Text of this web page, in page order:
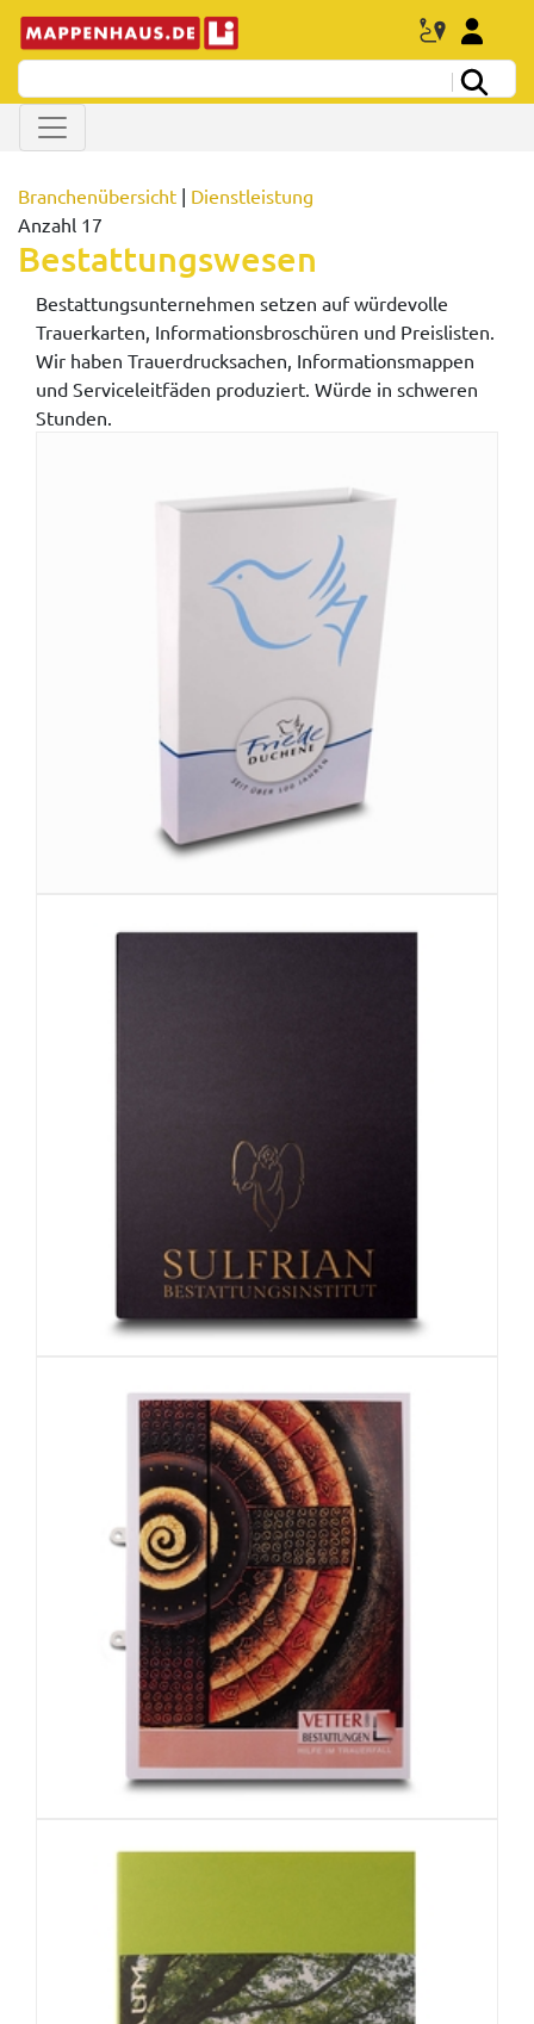
Branchenübersicht | Dienstleistung
Anzahl 17
Bestattungswesen
Bestattungsunternehmen setzen auf würdevolle
Trauerkarten, Informationsbroschüren und Preislisten.
Wir haben Trauerdrucksachen, Informationsmappen
und Serviceleitfäden produziert. Würde in schweren
Stunden.